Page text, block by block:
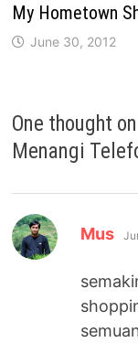
My Hometown
June 30, 2012
One thought on
Menangi
Mus